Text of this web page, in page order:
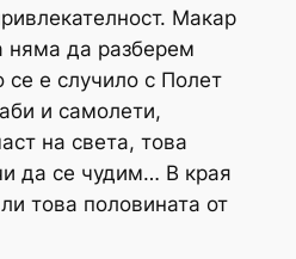
Макар
няма да разберем
се е случило с Полет
и самолети,
на света, това
да се чудим… В края
това половината от